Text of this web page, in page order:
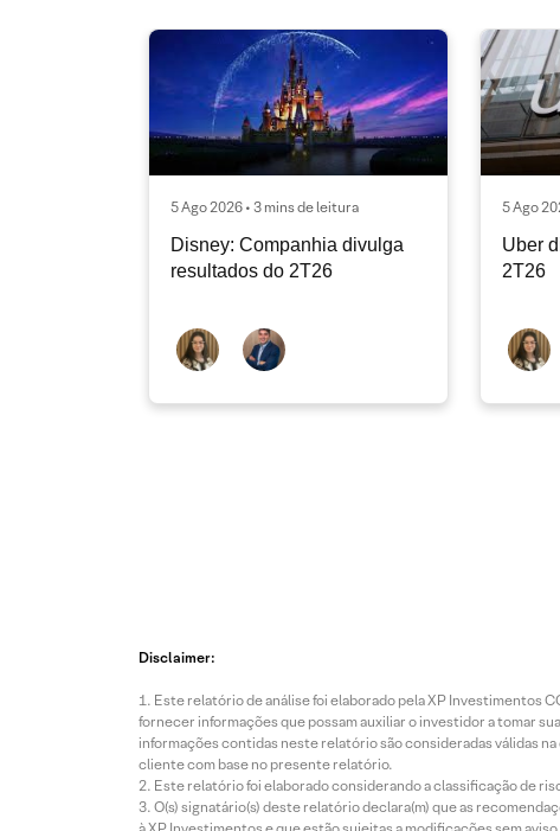
5 Ago 2026 • 3 mins de leitura
Disney: Companhia divulga
resultados do 2T26
5 Ago
Uber
2T26
Disclaimer:
Este relatório de análise foi elaborado pela XP Investimentos
fornecer informações que possam auxiliar o investidor a tomar
informações contidas neste relatório são consideradas válidas
cliente com base no presente relatório.
Este relatório foi elaborado considerando a classificação de
O(s) signatário(s) deste relatório declara(m) que as